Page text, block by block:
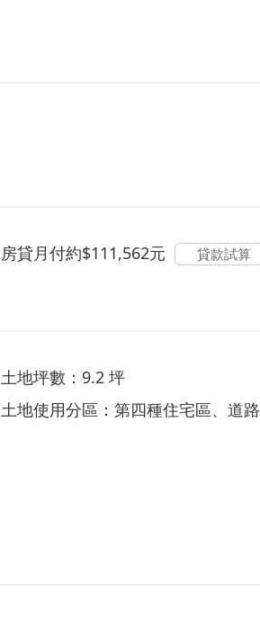
房貸月付約$111,562元 貸款試算
土地坪數：9.2 坪
土地使用分區：第四種住宅區、道